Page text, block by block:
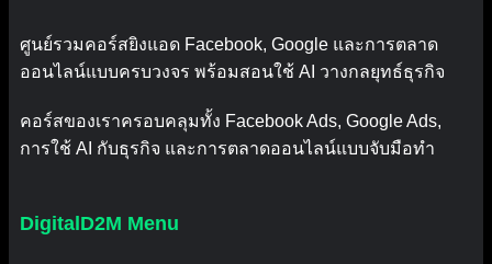
ศูนย์รวมคอร์สยิงแอด Facebook, Google และการตลาด
ออนไลน์แบบครบวงจร พร้อมสอนใช้ AI วางกลยุทธ์ธุรกิจ
คอร์สของเราครอบคลุมทั้ง Facebook Ads, Google Ads,
การใช้ AI กับธุรกิจ และการตลาดออนไลน์แบบจับมือทำ
DigitalD2M Menu